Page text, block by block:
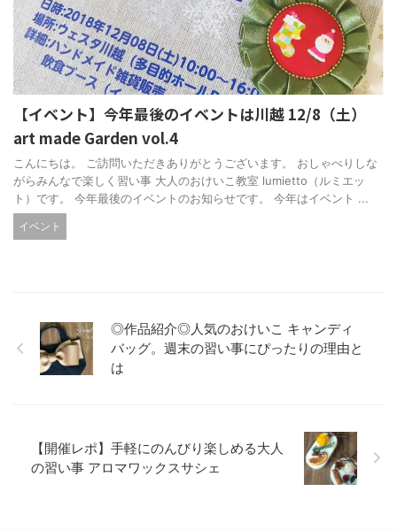
【イベント】今年最後のイベントは川越 12/8（土）
art made Garden vol.4
こんにちは。 ご訪問いただきありがとうございます。 おしゃべりしな
がらみんなで楽しく習い事 大人のおけいこ教室 lumietto（ルミエッ
ト）です。 今年最後のイベントのお知らせです。 今年はイベント ...
イベント
◎作品紹介◎人気のおけいこ キャンディ
バッグ。週末の習い事にぴったりの理由と
は
【開催レポ】手軽にのんびり楽しめる大人
の習い事 アロマワックスサシェ